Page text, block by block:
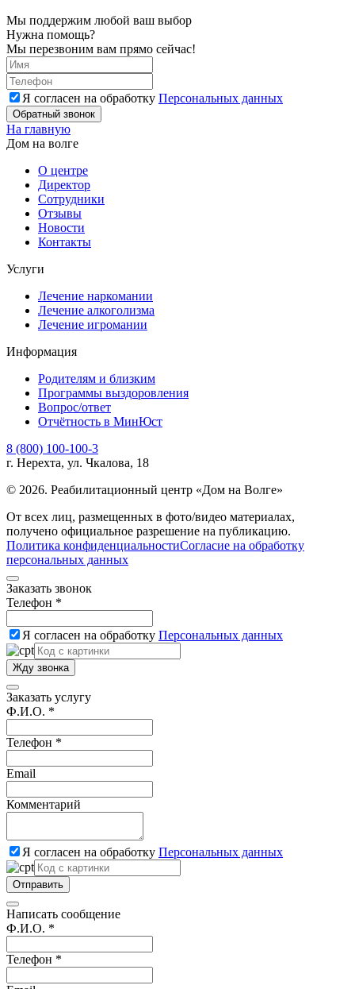
Мы поддержим любой ваш выбор
Нужна помощь?
Мы перезвоним вам прямо сейчас!
Я согласен на обработку Персональных данных
Обратный звонок
На главную
Дом на волге
О центре
Директор
Сотрудники
Отзывы
Новости
Контакты
Услуги
Лечение наркомании
Лечение алкоголизма
Лечение игромании
Информация
Родителям и близким
Программы выздоровления
Вопрос/ответ
Отчётность в МинЮст
8 (800) 100-100-3
г. Нерехта, ул. Чкалова, 18
© 2026. Реабилитационный центр «Дом на Волге»
От всех лиц, размещенных в фото/видео материалах,
получено официальное разрешение на публикацию.
Политика конфиденциальностиСогласие на обработку
персональных данных
Заказать звонок
Телефон *
Я согласен на обработку Персональных данных
Жду звонка
Заказать услугу
Ф.И.О. *
Телефон *
Email
Комментарий
Я согласен на обработку Персональных данных
Отправить
Написать сообщение
Ф.И.О. *
Телефон *